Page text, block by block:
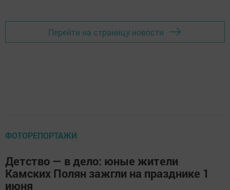
Перейти на страницу новости
ФОТОРЕПОРТАЖИ
Детство — в дело: юные жители
Камских Полян зажгли на празднике 1
июня